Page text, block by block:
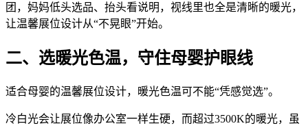
团，妈妈低头选品、抬头看说明，视线里也全是清晰的暖光，
让温馨展位设计从“不晃眼”开始。
二、选暖光色温，守住母婴护眼线
适合母婴的温馨展位设计，暖光色温可不能“凭感觉选”。
冷白光会让展位像办公室一样生硬，而超过3500K的暖光，虽